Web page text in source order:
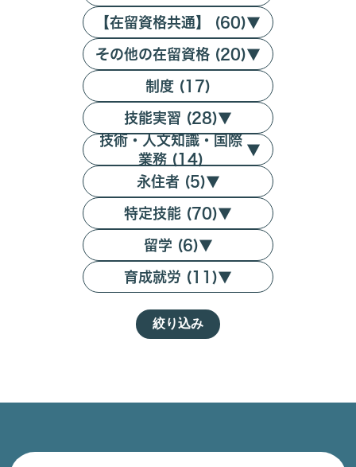
【在留資格共通】 (60)▼
その他の在留資格 (20)▼
制度 (17)
技能実習 (28)▼
技術・人文知識・国際
業務 (14)
▼
永住者 (5)▼
特定技能 (70)▼
留学 (6)▼
育成就労 (11)▼
絞り込み